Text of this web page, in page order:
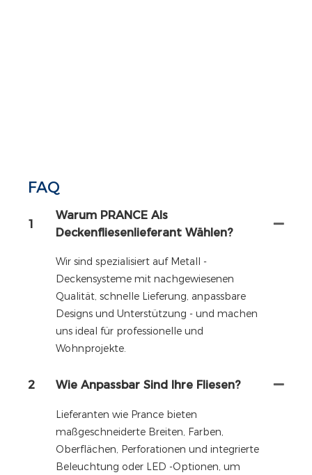
FAQ
1
Warum PRANCE Als
Deckenfliesenlieferant Wählen?
Wir sind spezialisiert auf Metall -
Deckensysteme mit nachgewiesenen
Qualität, schnelle Lieferung, anpassbare
Designs und Unterstützung - und machen
uns ideal für professionelle und
Wohnprojekte.
2 Wie Anpassbar Sind Ihre Fliesen?
Lieferanten wie Prance bieten
maßgeschneiderte Breiten, Farben,
Oberflächen, Perforationen und integrierte
Beleuchtung oder LED -Optionen, um